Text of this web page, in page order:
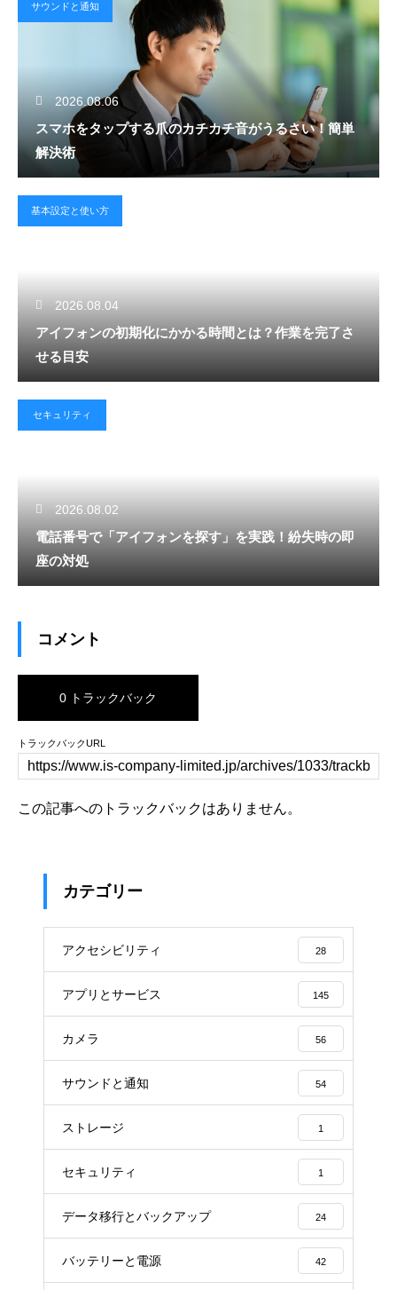
サウンドと通知
2026.08.06
スマホをタップする爪のカチカチ音がうるさい！簡単
解決術
基本設定と使い方
2026.08.04
アイフォンの初期化にかかる時間とは？作業を完了さ
せる目安
セキュリティ
2026.08.02
電話番号で「アイフォンを探す」を実践！紛失時の即
座の対処
コメント
0 トラックバック
トラックバックURL
この記事へのトラックバックはありません。
カテゴリー
アクセシビリティ 28
アプリとサービス 145
カメラ 56
サウンドと通知 54
ストレージ 1
セキュリティ 1
データ移行とバックアップ 24
バッテリーと電源 42